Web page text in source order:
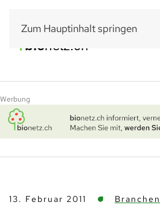
Zum Hauptinhalt springen
Werbung
13. Februar 2011